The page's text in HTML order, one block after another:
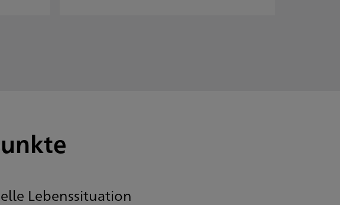
Lebenssituation